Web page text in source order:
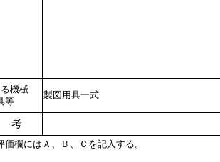
機械
等
製図用具一式
考
欄にはＡ、Ｂ、Ｃを記入する。